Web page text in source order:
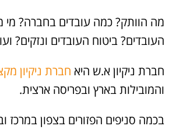
מה הוותק? כמה עובדים בחברה?
העובדים? ביטוח העובדים ונזקים?
חברת ניקיון א.ש היא חברת ניקיון
והמובילות בארץ ובפריסה ארצית.
בכמה סניפים הפזורים בצפון במרכז